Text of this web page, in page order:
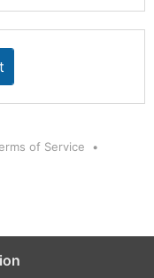
of Service